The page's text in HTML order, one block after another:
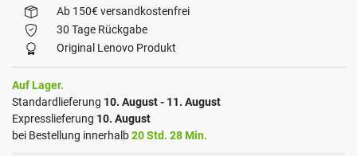
Ab 150€ versandkostenfrei
30 Tage Rückgabe
Original Lenovo Produkt
Auf Lager.
Standardlieferung 10. August - 11. August
Expresslieferung 10. August
bei Bestellung innerhalb20 Std. 28 Min.